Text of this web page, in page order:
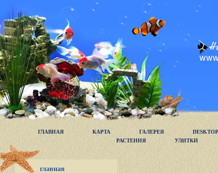
ГЛАВНАЯ КАРТА ГАЛЕРЕЯ
DESKTOP
РАСТЕНИЯ
УЛИТКИ
главная